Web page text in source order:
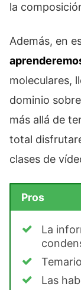
la
Además, en
moleculares,
dominio
más allá de
total
clases de
Pros
La
Las